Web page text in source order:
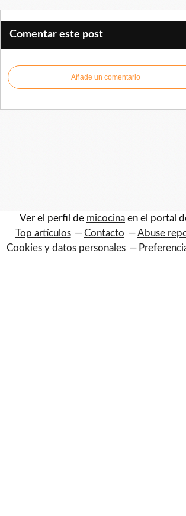
Comentar este post
Añade un comentario
Ver el perfil de micocina en el portal
Top artículos
Contacto Abuse
Cookies y datos personales